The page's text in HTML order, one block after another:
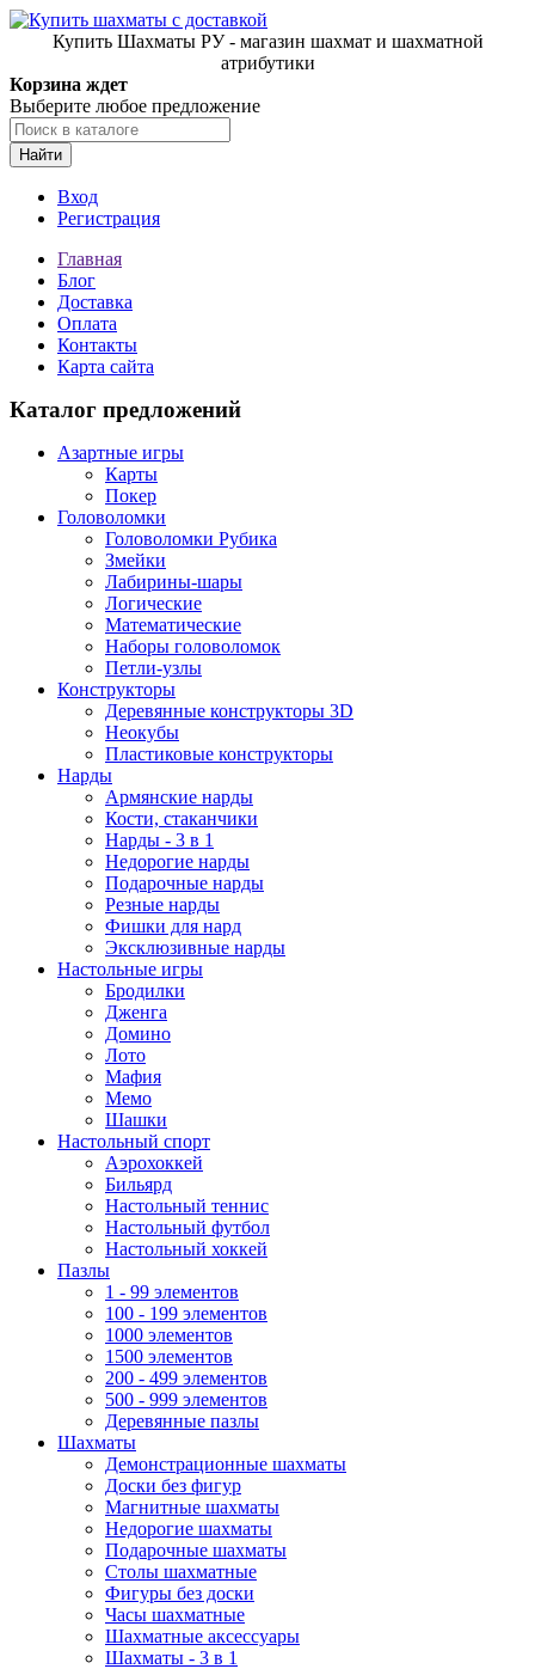
Купить Шахматы РУ - магазин шахмат и шахматной
атрибутики
Корзина ждет
Выберите любое предложение
Найти
Вход
Регистрация
Главная
Блог
Доставка
Оплата
Контакты
Карта сайта
Каталог предложений
Азартные игры
Карты
Покер
Головоломки
Головоломки Рубика
Змейки
Лабирины-шары
Логические
Математические
Наборы головоломок
Петли-узлы
Конструкторы
Деревянные конструкторы 3D
Неокубы
Пластиковые конструкторы
Нарды
Армянские нарды
Кости, стаканчики
Нарды - 3 в 1
Недорогие нарды
Подарочные нарды
Резные нарды
Фишки для нард
Эксклюзивные нарды
Настольные игры
Бродилки
Дженга
Домино
Лото
Мафия
Мемо
Шашки
Настольный спорт
Аэрохоккей
Бильярд
Настольный теннис
Настольный футбол
Настольный хоккей
Пазлы
1 - 99 элементов
100 - 199 элементов
1000 элементов
1500 элементов
200 - 499 элементов
500 - 999 элементов
Деревянные пазлы
Шахматы
Демонстрационные шахматы
Доски без фигур
Магнитные шахматы
Недорогие шахматы
Подарочные шахматы
Столы шахматные
Фигуры без доски
Часы шахматные
Шахматные аксессуары
Шахматы - 3 в 1